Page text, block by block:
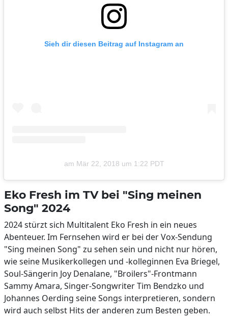
Sieh dir diesen Beitrag auf Instagram an
am Mär 22, 2018 um 1:22 PDT
Eko Fresh im TV bei "Sing meinen
Song" 2024
2024 stürzt sich Multitalent Eko Fresh in ein neues
Abenteuer. Im Fernsehen wird er bei der Vox-Sendung
"Sing meinen Song" zu sehen sein und nicht nur hören,
wie seine Musikerkollegen und -kolleginnen Eva Briegel,
Soul-Sängerin Joy Denalane, "Broilers"-Frontmann
Sammy Amara, Singer-Songwriter Tim Bendzko und
Johannes Oerding seine Songs interpretieren, sondern
wird auch selbst Hits der anderen zum Besten geben.